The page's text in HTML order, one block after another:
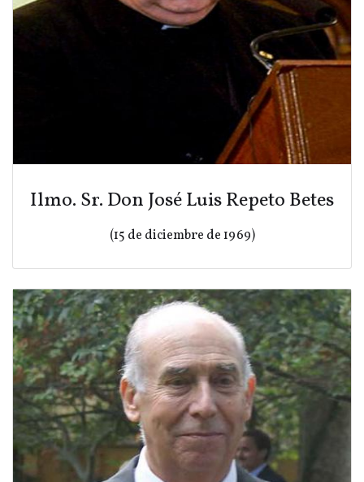
Ilmo. Sr. Don José Luis Repeto Betes
(15 de diciembre de 1969)